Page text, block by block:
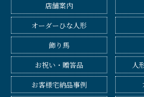
店舗案内
オーダーひな人形
飾り馬
お祝い・贈答品
人
お客様宅納品事例